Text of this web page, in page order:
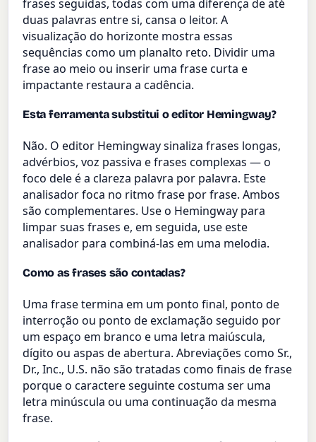
frases seguidas, todas com uma diferença de até
duas palavras entre si, cansa o leitor. A
visualização do horizonte mostra essas
sequências como um planalto reto. Dividir uma
frase ao meio ou inserir uma frase curta e
impactante restaura a cadência.
Esta ferramenta substitui o editor Hemingway?
Não. O editor Hemingway sinaliza frases longas,
advérbios, voz passiva e frases complexas — o
foco dele é a clareza palavra por palavra. Este
analisador foca no ritmo frase por frase. Ambos
são complementares. Use o Hemingway para
limpar suas frases e, em seguida, use este
analisador para combiná-las em uma melodia.
Como as frases são contadas?
Uma frase termina em um ponto final, ponto de
interroção ou ponto de exclamação seguido por
um espaço em branco e uma letra maiúscula,
dígito ou aspas de abertura. Abreviações como Sr.,
Dr., Inc., U.S. não são tratadas como finais de frase
porque o caractere seguinte costuma ser uma
letra minúscula ou uma continuação da mesma
frase.